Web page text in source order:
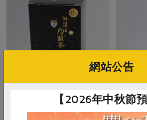
阿里山烏龍茶(冬茶)-150g 優質冷
網站公告
【2026年中秋節預